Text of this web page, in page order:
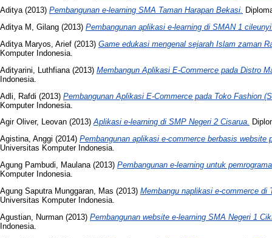
Aditya(2013) Pembangunan e-learning SMA Taman Harapan Bekasi.
Aditya M, Gilang (2013) Pembangunan aplikasi e-learning di SMAN 1
Aditya Maryos, Arief (2013) Game edukasi mengenal sejarah Islam zaman
Komputer Indonesia.
Adityarini, Luthfiana (2013) Membangun Aplikasi E-Commerce pada Distro
Indonesia.
Adli, Rafdi (2013) Pembangunan Aplikasi E-Commerce pada Toko Fashion
Komputer Indonesia.
Agir Oliver, Leovan (2013)Aplikasi e-learning di SMP Negeri 2 Cisarua.
Agistina, Anggi (2014) Pembangunan aplikasi e-commerce berbasis website
Universitas Komputer Indonesia.
Agung Pambudi, Maulana (2013) Pembangunan e-learning untuk
Komputer Indonesia.
Agung Saputra Munggaran, Mas (2013) Membangu naplikasi e-commerce di
Universitas Komputer Indonesia.
Agustian, Nurman (2013) Pembangunan website e-learning SMA Negeri 1
Indonesia.